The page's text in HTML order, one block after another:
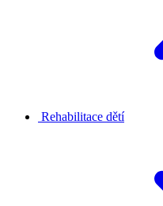
Rehabilitace dětí